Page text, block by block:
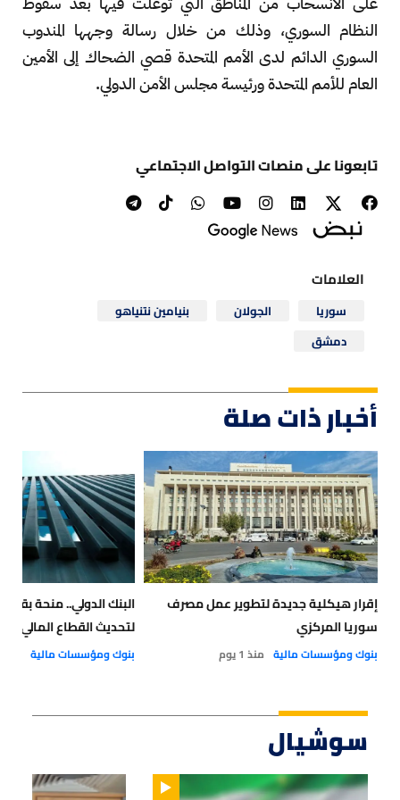
النظام السوري، وذلك من خلال رسالة وجهها المندوب
السوري الدائم لدى الأمم المتحدة قصي الضحاك إلى الأمين
العام للأمم المتحدة ورئيسة مجلس الأمن الدولي.
تابعونا على منصات التواصل الاجتماعي
العلامات
سوريا الجولان
بنيامين نتنياهو
دمشق
أخبار ذات صلة
إقرار هيكلية جديدة لتطوير عمل مصرف
سوريا المركزي
بنوك ومؤسسات مالية منذ 1 يوم
لتحديث القطاع المالي
بنوك ومؤسسات مالية
سوشيال